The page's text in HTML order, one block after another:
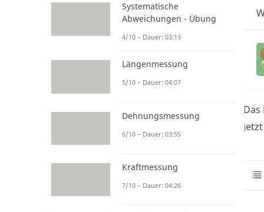
Systematische
Abweichungen - Übung
4/10 – Dauer: 03:19
Längenmessung
5/10 – Dauer: 04:07
Dehnungsmessung
6/10 – Dauer: 03:55
Kraftmessung
7/10 – Dauer: 04:26